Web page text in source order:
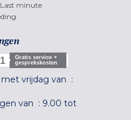
minute
Gratis service +
gesprekskosten
vrijdag van :
van : 9.00 tot